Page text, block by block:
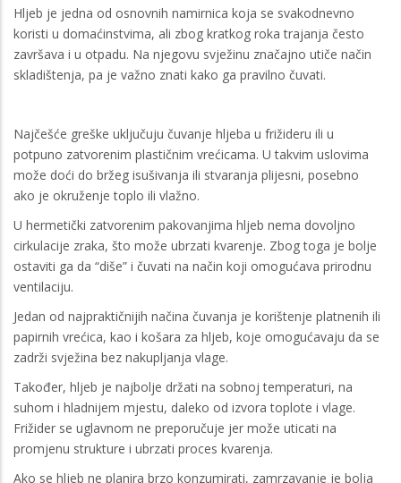
Hljeb je jedna od osnovnih namirnica koja se svakodnevno
koristi u domaćinstvima, ali zbog kratkog roka trajanja često
završava i u otpadu. Na njegovu svježinu značajno utiče način
skladištenja, pa je važno znati kako ga pravilno čuvati.
Najčešće greške uključuju čuvanje hljeba u frižideru ili u
potpuno zatvorenim plastičnim vrećicama. U takvim uslovima
može doći do bržeg isušivanja ili stvaranja plijesni, posebno
ako je okruženje toplo ili vlažno.
U hermetički zatvorenim pakovanjima hljeb nema dovoljno
cirkulacije zraka, što može ubrzati kvarenje. Zbog toga je bolje
ostaviti ga da “diše” i čuvati na način koji omogućava prirodnu
ventilaciju.
Jedan od najpraktičnijih načina čuvanja je korištenje platnenih ili
papirnih vrećica, kao i košara za hljeb, koje omogućavaju da se
zadrži svježina bez nakupljanja vlage.
Također, hljeb je najbolje držati na sobnoj temperaturi, na
suhom i hladnijem mjestu, daleko od izvora toplote i vlage.
Frižider se uglavnom ne preporučuje jer može uticati na
promjenu strukture i ubrzati proces kvarenja.
Ako se hljeb ne planira brzo konzumirati, zamrzavanje je bolja